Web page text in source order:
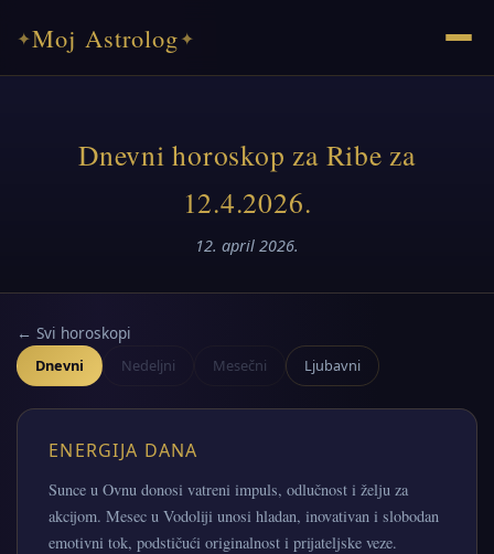
✦Moj Astrolog✦
Dnevni horoskop za Ribe za
12.4.2026.
12. april 2026.
← Svi horoskopi
Dnevni Nedeljni Mesečni Ljubavni
ENERGIJA DANA
Sunce u Ovnu donosi vatreni impuls, odlučnost i želju za
akcijom. Mesec u Vodoliji unosi hladan, inovativan i slobodan
emotivni tok, podstičući originalnost i prijateljske veze.